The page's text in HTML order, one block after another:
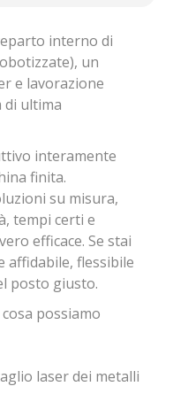
interno di
un
e lavorazione
di ultima
interamente
finita.
su misura,
tempi certi e
efficace. Se stai
affidabile, flessibile
posto giusto.
possiamo